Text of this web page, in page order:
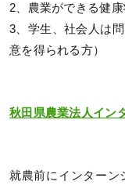
2、農業ができる健
3、学生、社会人は
意を得られる方）
秋田県農業法人イン
就農前にインターン